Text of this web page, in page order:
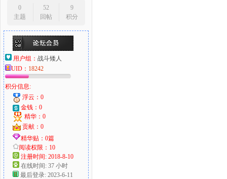
0
主题
52
回帖
9
积分
用户组： 战斗矮人
UID： 18242
积分信息:
浮云：0
金钱：0
精华：0
贡献：0
精华贴：0篇
阅读权限：10
注册时间: 2018-8-10
在线时间: 37 小时
最后登录: 2023-6-11